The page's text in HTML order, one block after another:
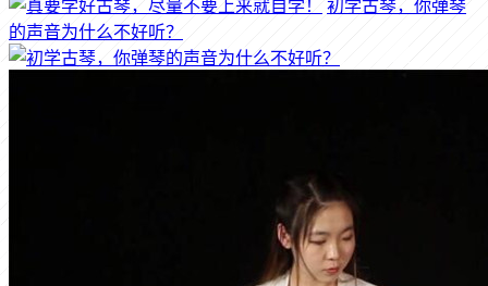
初学古琴，你弹琴
的声音为什么不好听？